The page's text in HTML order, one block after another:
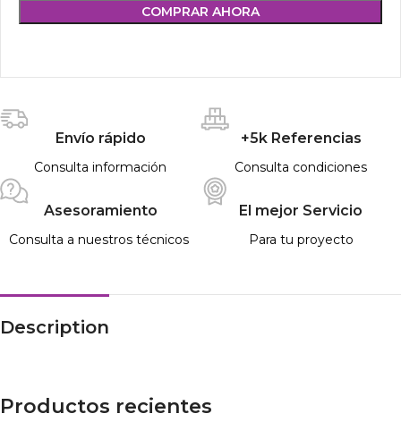
COMPRAR AHORA
Envío rápido
Consulta información
+5k Referencias
Consulta condiciones
Asesoramiento
Consulta a nuestros técnicos
El mejor Servicio
Para tu proyecto
Description
Productos recientes